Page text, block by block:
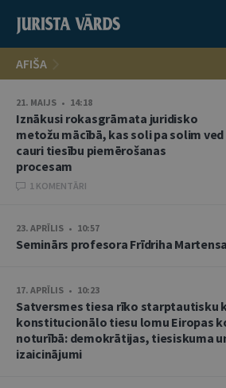
AFIŠA
21. MAIJS • 14:18
Iznākusi rokasgrāmata juridisko
metožu mācībā, kas soli pa solim ved
cauri tiesību piemērošanas
procesam
1 KOMENTĀRI
23. APRĪLIS • 10:57
Seminārs profesora Frīdriha
17. APRĪLIS • 10:23
Satversmes tiesa rīko starptautisku
konstitucionālo tiesu lomu Eiropas
noturībā: demokrātijas, tiesiskuma
izaicinājumi